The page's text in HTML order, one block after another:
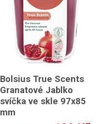
Bolsius True Scents
Granatové Jablko
svíčka ve skle 97x85
mm